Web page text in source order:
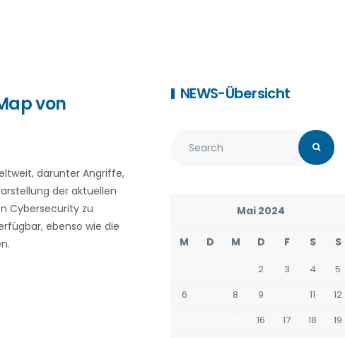
von
darunter Angriffe,
der aktuellen
Cybersecurity zu
ebenso wie die
NEWS-Übersicht
Mai 2024
M D M D F S S
2 3 4
5
6
8 9 11
12
16 17 18
19